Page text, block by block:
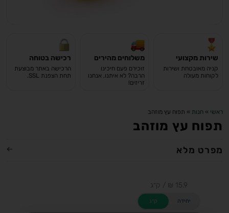
ראשי » חנות » תפוח עץ מוזהב
תפוח עץ מוזהב
מפרט מלא
ק״ג יחידה
שירות מקצועי
קניה מאובטחת ושירות
לקוחות מעולה
משלוחים מהירים
זוכירם פעם חיכינו
הרבה? לא איתנו, אנחנו
זריזים!
רכישה בטוחה
הרכישה באתר מבוצעת
תחת הצפנת SSL.